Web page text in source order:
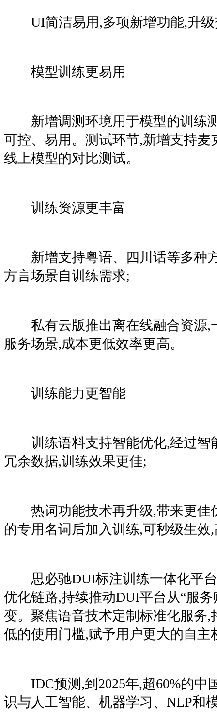
UI简洁易用,多项新增功能,升级
模型训练更易用
新增调测环境用于模型的训练
可控、易用。测试环节,新增支持麦
线上模型的对比测试。
训练资源更丰富
新增支持粤语、四川话等多种
方言场景自训练需求;
私有云版推出离在线融合资源,
服务场景,成本更低效率更高。
训练能力更智能
训练语料支持智能优化,经过智
冗余数据,训练效果更佳;
热词功能技术再升级,带来更佳
的专用名词后加入训练,可秒级生效
思必驰DUI标注训练一体化平台
优化链路,持续推动DUI平台从“服务
变。聚焦语音技术定制标准化服务,
低的使用门槛,赋予用户更大的自主
IDC预测,到2025年,超60%的中
识与人工智能、机器学习、NLP和